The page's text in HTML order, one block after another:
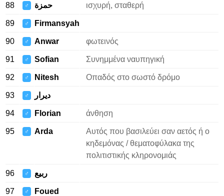
88 ♂ حمزة ισχυρή, σταθερή
89 ♂ Firmansyah
90 ♂ Anwar φωτεινός
91 ♂ Sofian Συνημμένα ναυπηγική
92 ♂ Nitesh Οπαδός στο σωστό δρόμο
93 ♂ ديرار
94 ♂ Florian άνθηση
95 ♂ Arda
Αυτός που βασιλεύει σαν αετός ή ο
κηδεμόνας / θεματοφύλακα της
πολιτιστικής κληρονομιάς
96 ♂ ربيع
97 ♂ Foued